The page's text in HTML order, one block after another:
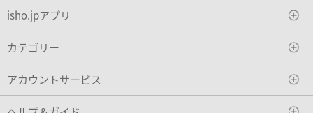
isho.jpアプリ
カテゴリー
アカウントサービス